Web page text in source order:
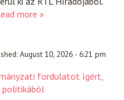
more »
August 10, 2026 - 6:21 pm
fordulatot ígért,
politikából